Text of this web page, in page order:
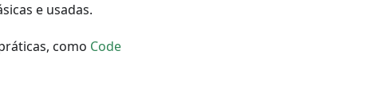
e usadas.
como Code